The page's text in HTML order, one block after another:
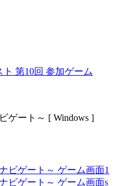
第10回 参加ゲーム
ゲート～ [ Windows ]